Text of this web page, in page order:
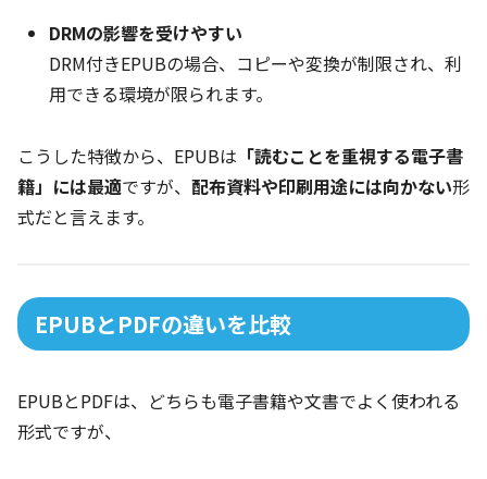
DRMの影響を受けやすい
DRM付きEPUBの場合、コピーや変換が制限され、利
用できる環境が限られます。
こうした特徴から、EPUBは 「読むことを重視する電子書
籍」には最適ですが、 配布資料や印刷用途には向かない形
式だと言えます。
EPUBとPDFの違いを比較
EPUBとPDFは、どちらも電子書籍や文書でよく使われる
形式ですが、